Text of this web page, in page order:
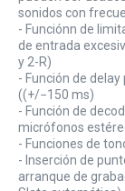
sonidos con
- Funciónn de
de entrada
y 2-R)
- Función de
((+/−150 ms)
- Función de
micrófonos
- Funciones de
- Inserción de
arranque de